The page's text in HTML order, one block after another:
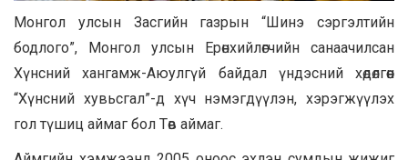
Монгол улсын Засгийн газрын “Шинэ сэргэлтийн
бодлого”, Монгол улсын Ерөнхийлөгчийн санаачилсан
Хүнсний хангамж-Аюулгүй байдал үндэсний хөдөлгөөн
“Хүнсний хувьсгал”-д хүч нэмэгдүүлэн, хэрэгжүүлэх
гол түшиц аймаг бол Төв аймаг.